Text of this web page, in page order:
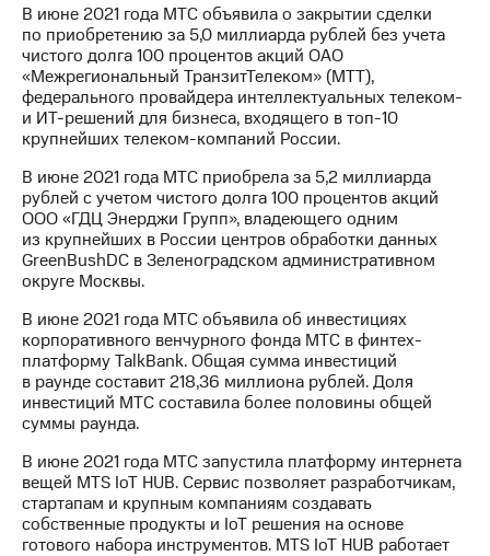
В июне 2021 года МТС объявила о закрытии сделки
по приобретению за 5,0 миллиарда рублей без учета
чистого долга 100 процентов акций ОАО
«Межрегиональный ТранзитТелеком» (МТТ),
федерального провайдера интеллектуальных телеком-
и ИТ-решений для бизнеса, входящего в топ-10
крупнейших телеком-компаний России.
В июне 2021 года МТС приобрела за 5,2 миллиарда
рублей с учетом чистого долга 100 процентов акций
ООО «ГДЦ Энерджи Групп», владеющего одним
из крупнейших в России центров обработки данных
GreenBushDC в Зеленоградском административном
округе Москвы.
В июне 2021 года МТС объявила об инвестициях
корпоративного венчурного фонда МТС в финтех-
платформу TalkBank. Общая сумма инвестиций
в раунде составит 218,36 миллиона рублей. Доля
инвестиций МТС составила более половины общей
суммы раунда.
В июне 2021 года МТС запустила платформу интернета
вещей MTS IoT HUB. Сервис позволяет разработчикам,
стартапам и крупным компаниям создавать
собственные продукты и IoT решения на основе
готового набора инструментов. MTS IoT HUB работает